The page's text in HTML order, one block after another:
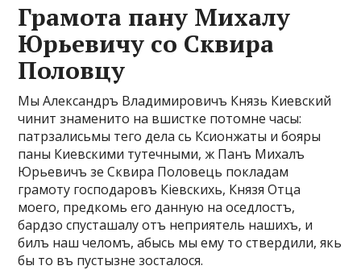
Грамота пану Михалу
Юрьевичу со Сквира
Половцу
Мы Александръ Владимировичъ Князь Киевский
чинит знаменито на вшистке потомне часы:
патрзалисьмы тего дела сь Ксионжаты и бояры
паны Киевскими тутечными, ж Панъ Михалъ
Юрьевичъ зе Сквира Половець покладам
грамоту господаровъ Кіевскихь, Князя Отца
моего, предкомь его данную на оседлостъ,
бардзо спусташалу отъ неприятель нашихъ, и
билъ наш челомъ, абысь мы ему то ствердили, якь
бы то въ пустызне зосталося.